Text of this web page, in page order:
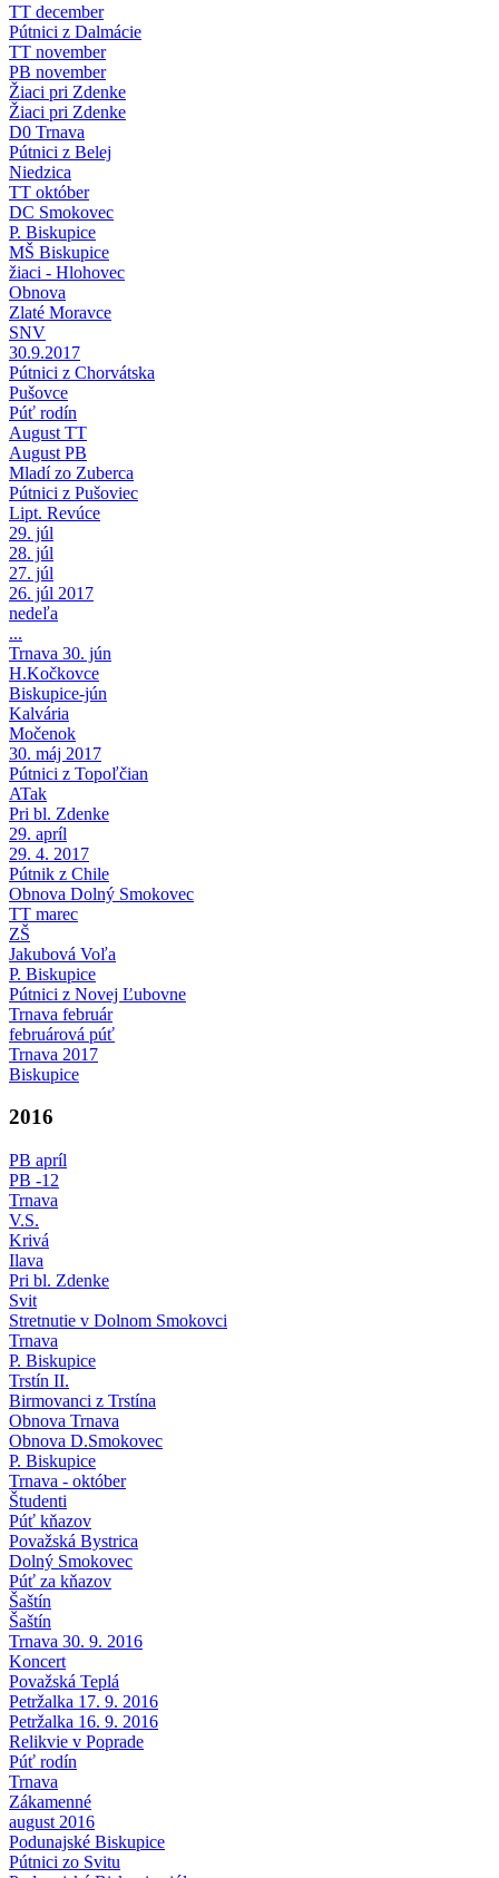
TT december
Pútnici z Dalmácie
TT november
PB november
Žiaci pri Zdenke
Žiaci pri Zdenke
D0 Trnava
Pútnici z Belej
Niedzica
TT október
DC Smokovec
P. Biskupice
MŠ Biskupice
žiaci - Hlohovec
Obnova
Zlaté Moravce
SNV
30.9.2017
Pútnici z Chorvátska
Pušovce
Púť rodín
August TT
August PB
Mladí zo Zuberca
Pútnici z Pušoviec
Lipt. Revúce
29. júl
28. júl
27. júl
26. júl 2017
nedeľa
...
Trnava 30. jún
H.Kočkovce
Biskupice-jún
Kalvária
Močenok
30. máj 2017
Pútnici z Topoľčian
ATak
Pri bl. Zdenke
29. apríl
29. 4. 2017
Pútnik z Chile
Obnova Dolný Smokovec
TT marec
ZŠ
Jakubová Voľa
P. Biskupice
Pútnici z Novej Ľubovne
Trnava február
februárová púť
Trnava 2017
Biskupice
2016
PB apríl
PB -12
Trnava
V.S.
Krivá
Ilava
Pri bl. Zdenke
Svit
Stretnutie v Dolnom Smokovci
Trnava
P. Biskupice
Trstín II.
Birmovanci z Trstína
Obnova Trnava
Obnova D.Smokovec
P. Biskupice
Trnava - október
Študenti
Púť kňazov
Považská Bystrica
Dolný Smokovec
Púť za kňazov
Šaštín
Šaštín
Trnava 30. 9. 2016
Koncert
Považská Teplá
Petržalka 17. 9. 2016
Petržalka 16. 9. 2016
Relikvie v Poprade
Púť rodín
Trnava
Zákamenné
august 2016
Podunajské Biskupice
Pútnici zo Svitu